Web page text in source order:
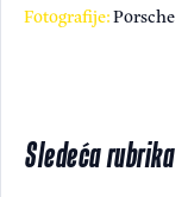
Fotografije:Porsche
Sledeća rubrika